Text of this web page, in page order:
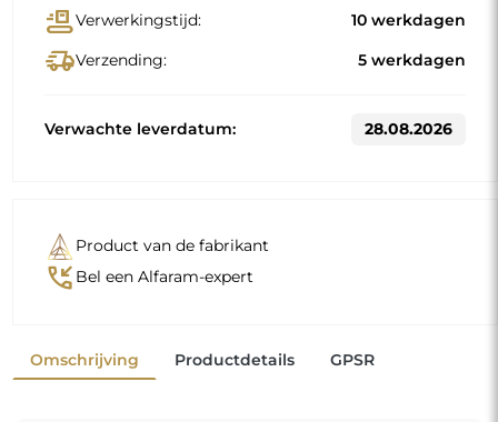
conveyor_beltVerwerkingstijd: 10 werkdagen
delivery_truck_speedVerzending: 5 werkdagen
Verwachte leverdatum: 28.08.2026
Product van de fabrikant
phone_callback Bel een Alfaram-expert
Omschrijving Productdetails GPSR